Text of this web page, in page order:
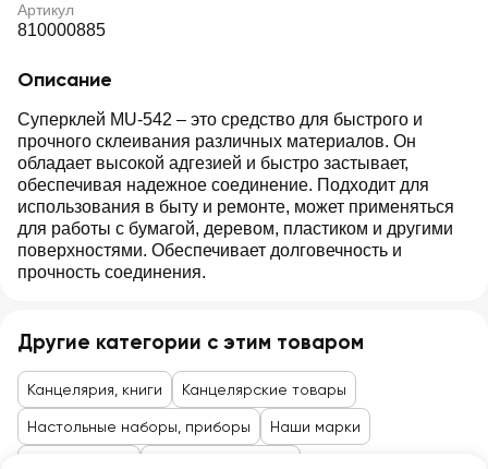
Артикул
810000885
Описание
Суперклей MU-542 – это средство для быстрого и
прочного склеивания различных материалов. Он
обладает высокой адгезией и быстро застывает,
обеспечивая надежное соединение. Подходит для
использования в быту и ремонте, может применяться
для работы с бумагой, деревом, пластиком и другими
поверхностями. Обеспечивает долговечность и
прочность соединения.
Другие категории с этим товаром
Канцелярия, книги Канцелярские товары
Настольные наборы, приборы Наши марки